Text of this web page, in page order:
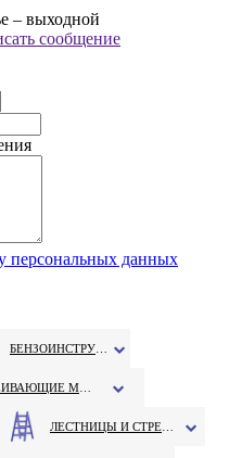
– выходной
сообщение
персональных данных